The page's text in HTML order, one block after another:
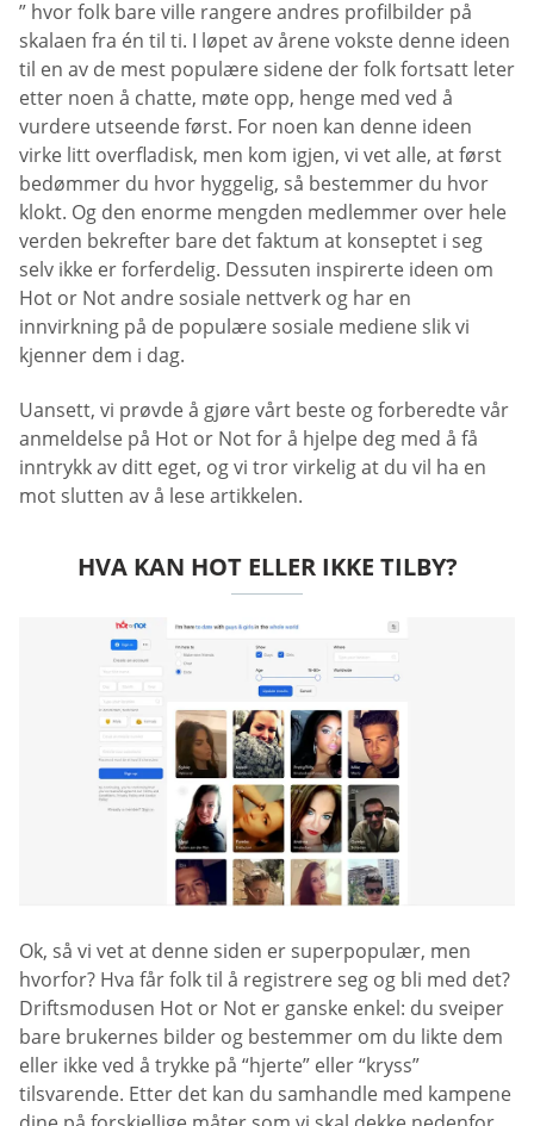
” hvor folk bare ville rangere andres profilbilder på
skalaen fra én til ti. I løpet av årene vokste denne ideen
til en av de mest populære sidene der folk fortsatt leter
etter noen å chatte, møte opp, henge med ved å
vurdere utseende først. For noen kan denne ideen
virke litt overfladisk, men kom igjen, vi vet alle, at først
bedømmer du hvor hyggelig, så bestemmer du hvor
klokt. Og den enorme mengden medlemmer over hele
verden bekrefter bare det faktum at konseptet i seg
selv ikke er forferdelig. Dessuten inspirerte ideen om
Hot or Not andre sosiale nettverk og har en
innvirkning på de populære sosiale mediene slik vi
kjenner dem i dag.
Uansett, vi prøvde å gjøre vårt beste og forberedte vår
anmeldelse på Hot or Not for å hjelpe deg med å få
inntrykk av ditt eget, og vi tror virkelig at du vil ha en
mot slutten av å lese artikkelen.
HVA KAN HOT ELLER IKKE TILBY?
Ok, så vi vet at denne siden er superpopulær, men
hvorfor? Hva får folk til å registrere seg og bli med det?
Driftsmodusen Hot or Not er ganske enkel: du sveiper
bare brukernes bilder og bestemmer om du likte dem
eller ikke ved å trykke på “hjerte” eller “kryss”
tilsvarende. Etter det kan du samhandle med kampene